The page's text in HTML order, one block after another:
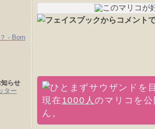
現在 1000人のマリコを
ん。